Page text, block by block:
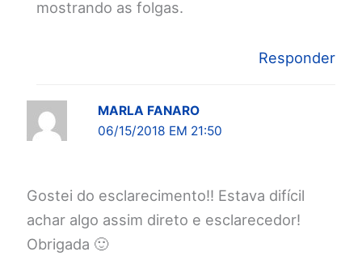
mostrando as folgas.
Responder
MARLA FANARO
06/15/2018 EM 21:50
Gostei do esclarecimento!! Estava difícil
achar algo assim direto e esclarecedor!
Obrigada 🙂